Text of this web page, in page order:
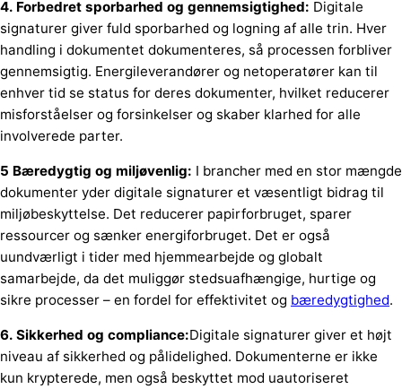
4. Forbedret sporbarhed og gennemsigtighed: Digitale
signaturer giver fuld sporbarhed og logning af alle trin. Hver
handling i dokumentet dokumenteres, så processen forbliver
gennemsigtig. Energileverandører og netoperatører kan til
enhver tid se status for deres dokumenter, hvilket reducerer
misforståelser og forsinkelser og skaber klarhed for alle
involverede parter.
5 Bæredygtig og miljøvenlig: I brancher med en stor mængde
dokumenter yder digitale signaturer et væsentligt bidrag til
miljøbeskyttelse. Det reducerer papirforbruget, sparer
ressourcer og sænker energiforbruget. Det er også
uundværligt i tider med hjemmearbejde og globalt
samarbejde, da det muliggør stedsuafhængige, hurtige og
sikre processer – en fordel for effektivitet og bæredygtighed.
6. Sikkerhed og compliance:Digitale signaturer giver et højt
niveau af sikkerhed og pålidelighed. Dokumenterne er ikke
kun krypterede, men også beskyttet mod uautoriseret